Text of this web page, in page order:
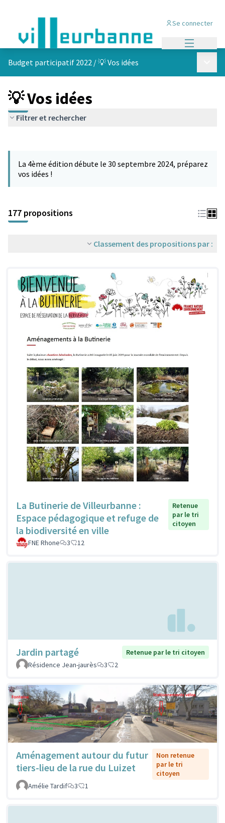
Se connecter
Budget participatif 2022 /💡 Vos idées
💡 Vos idées
Filtrer et rechercher
−
La 4ème édition débute le 30 septembre 2024, préparez
vos idées !
177 propositions
Classement des propositions par :
La Butinerie de Villeurbanne :
Espace pédagogique et refuge de
la biodiversité en ville
Retenue
par le tri
citoyen
FNE Rhone 3 12
Jardin partagé
Retenue par le tri citoyen
Résidence Jean-jaurès
3 2
Aménagement autour du futur
tiers-lieu de la rue du Luizet
Non retenue
par le tri
citoyen
Amélie Tardif
3 1